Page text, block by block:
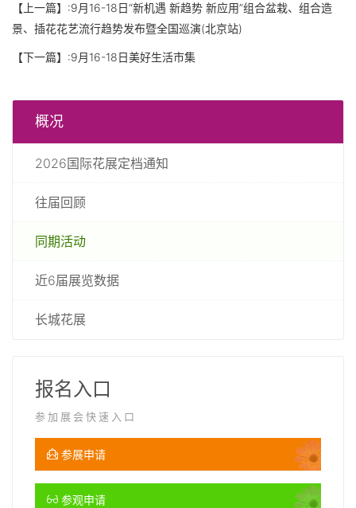
【上一篇】:9月16-18日“新机遇 新趋势 新应用”组合盆栽、组合造
景、插花花艺流行趋势发布暨全国巡演(北京站)
【下一篇】:9月16-18日美好生活市集
概况
2026国际花展定档通知
往届回顾
同期活动
近6届展览数据
长城花展
报名入口
参加展会快速入口
参展申请
参观申请